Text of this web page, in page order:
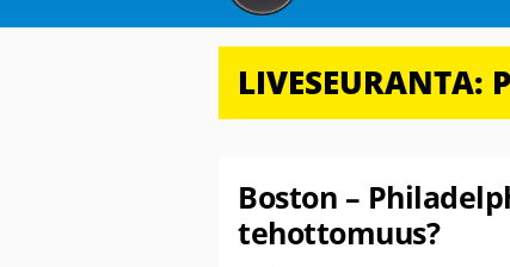
Boston –
tehottomuus?